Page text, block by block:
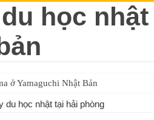
ở Yamaguchi Nhật Bản
du học nhật tại hải phòng